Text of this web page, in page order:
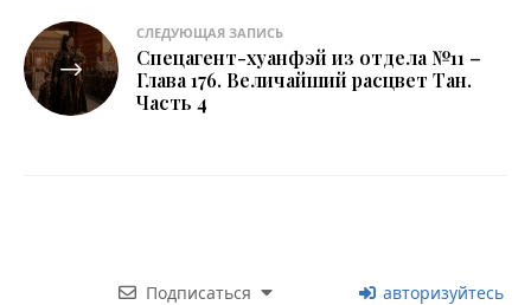
СЛЕДУЮЩАЯ ЗАПИСЬ
Спецагент-хуанфэй из отдела №11 –
Глава 176. Величайший расцвет Тан.
Часть 4
Подписаться авторизуйтесь